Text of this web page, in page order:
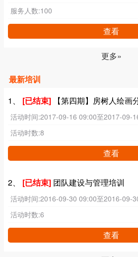
服务人数:100
查看
更多»
最新培训
1、
[已结束] 【第四期】房树人绘画
活动时间:2017-09-16 09:00至2017-09-
活动时数:8
查看
2、 [已结束] 团队建设与管理培训
活动时间:2016-09-30 09:00至2016-09-
活动时数:6
查看